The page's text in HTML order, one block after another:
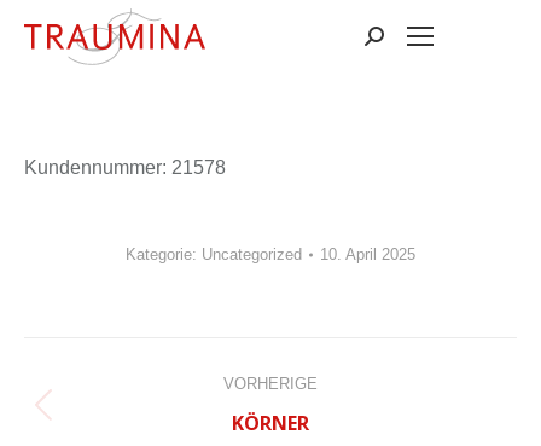
Suchen:
Kun­den­num­mer: 21578
Kategorie: Uncategorized 10. April 2025
VORHERIGE
Vorheriger
Beitrag:
KÖRNER